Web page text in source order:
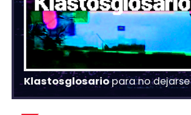
Klastosglosariopara no dejarse